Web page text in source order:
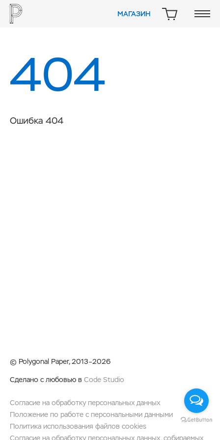
МАГАЗИН КОРЗИНА
404
Ошибка 404
© Polygonal Paper, 2013–2026
Сделано с любовью в Code Studio
Согласие на обработку персональных данных
Положение по работе с персональными данными
Политика использования файлов cookies
Согласие на обработку персональных данных, собираемых